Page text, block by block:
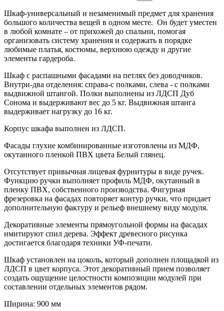
Шкаф-универсальный и незаменимый предмет для хранения
большого количества вещей в одном месте. Он будет уместен
в любой комнате – от прихожей до спальни, помогая
организовать систему хранения и содержать в порядке
любимые платья, костюмы, верхнюю одежду и другие
элементы гардероба.
Шкаф с распашными фасадами на петлях без доводчиков.
Внутри-два отделения: справа-с полками, слева - с полками
выдвижной штангой. Полки выполнены из ЛДСП Дуб
Сонома и выдерживают вес до 5 кг. Выдвижная штанга
выдерживает нагрузку до 16 кг.
Корпус шкафа выполнен из ЛДСП.
Фасады глухие комбинированные изготовлены из МДФ,
окутанного пленкой ПВХ цвета Белый глянец.
Отсутствует привычная лицевая фурнитуры в виде ручек.
Функцию ручки выполняет профиль МДФ, окутанный в
пленку ПВХ, собственного производства. Фигурная
фрезеровка на фасадах повторяет контур ручки, что придает
дополнительную фактуру и рельеф внешнему виду модуля.
Декоративные элементы прямоугольной формы на фасадах
имитируют спил дерева. Эффект древесного рисунка
достигается благодаря техники УФ-печати.
Шкаф установлен на цоколь, который дополнен площадкой из
ЛДСП в цвет корпуса. Этот декоративный прием позволяет
создать ощущение целостности композиции модулей при
составлении отдельных элементов рядом.
Ширина: 900 мм